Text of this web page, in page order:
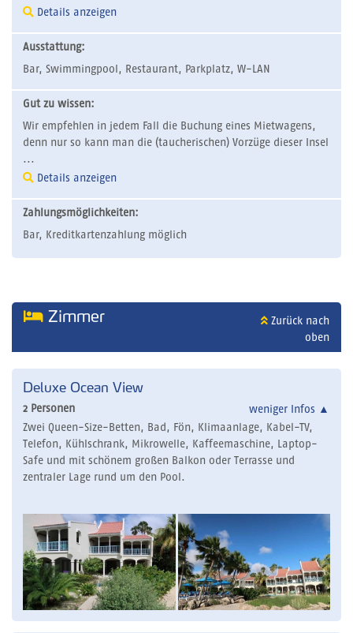
Details anzeigen
Ausstattung:
Bar, Swimmingpool, Restaurant, Parkplatz, W-LAN
Gut zu wissen:
Wir empfehlen in jedem Fall die Buchung eines Mietwagens,
denn nur so kann man die (taucherischen) Vorzüge dieser Insel
...
Details anzeigen
Zahlungsmöglichkeiten:
Bar, Kreditkartenzahlung möglich
Zimmer
Zurück nach
oben
Deluxe Ocean View
2 Personen weniger Infos ▲
Zwei Queen-Size-Betten, Bad, Fön, Klimaanlage, Kabel-TV,
Telefon, Kühlschrank, Mikrowelle, Kaffeemaschine, Laptop-
Safe und mit schönem großen Balkon oder Terrasse und
zentraler Lage rund um den Pool.